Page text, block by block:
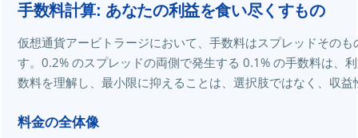
手数料計算: あなたの利益を食い尽くすもの
仮想通貨アービトラージにおいて、手数料はスプレッドその
す。0.2% のスプレッドの両側で発生する 0.1% の手数料は、
数料を理解し、最小限に抑えることは、選択肢ではなく、収
料金の全体像